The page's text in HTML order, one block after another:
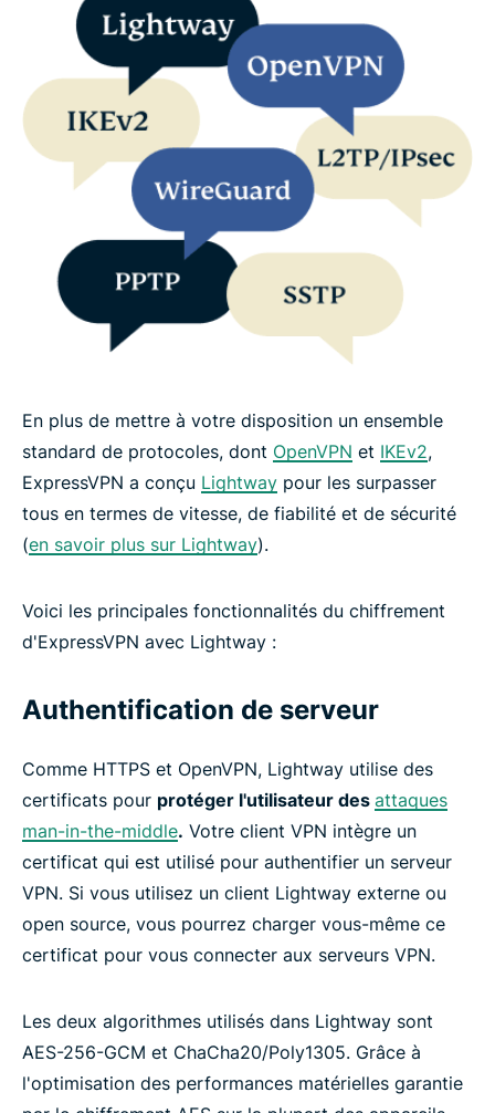
En plus de mettre à votre disposition un ensemble
standard de protocoles, dont OpenVPN et IKEv2,
ExpressVPN a conçu Lightway pour les surpasser
tous en termes de vitesse, de fiabilité et de sécurité
(en savoir plus sur Lightway).
Voici les principales fonctionnalités du chiffrement
d'ExpressVPN avec Lightway :
Authentification de serveur
Comme HTTPS et OpenVPN, Lightway utilise des
certificats pour protéger l'utilisateur des attaques
man-in-the-middle. Votre client VPN intègre un
certificat qui est utilisé pour authentifier un serveur
VPN. Si vous utilisez un client Lightway externe ou
open source, vous pourrez charger vous-même ce
certificat pour vous connecter aux serveurs VPN.
Les deux algorithmes utilisés dans Lightway sont
AES-256-GCM et ChaCha20/Poly1305. Grâce à
l'optimisation des performances matérielles garantie